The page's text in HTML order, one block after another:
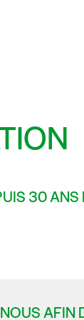
30 ANS
AFIN